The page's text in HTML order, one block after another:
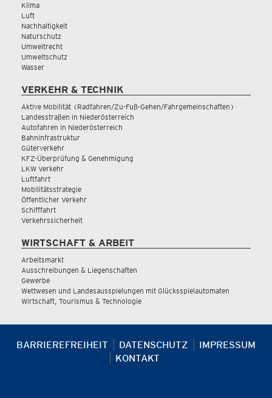
Klima
Luft
Nachhaltigkeit
Naturschutz
Umweltrecht
Umweltschutz
Wasser
VERKEHR & TECHNIK
Aktive Mobilität (Radfahren/Zu-Fuß-Gehen/Fahrgemeinschaften)
Landesstraßen in Niederösterreich
Autofahren in Niederösterreich
Bahninfrastruktur
Güterverkehr
KFZ-Überprüfung & Genehmigung
LKW Verkehr
Luftfahrt
Mobilitätsstrategie
Öffentlicher Verkehr
Schifffahrt
Verkehrssicherheit
WIRTSCHAFT & ARBEIT
Arbeitsmarkt
Ausschreibungen & Liegenschaften
Gewerbe
Wettwesen und Landesausspielungen mit Glücksspielautomaten
Wirtschaft, Tourismus & Technologie
BARRIEREFREIHEIT DATENSCHUTZ
IMPRESSUM
KONTAKT